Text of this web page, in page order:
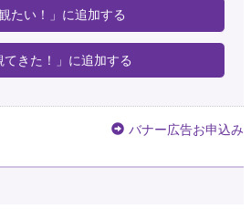
観たい！」に追加する
てきた！」に追加する
バナー広告お申込み